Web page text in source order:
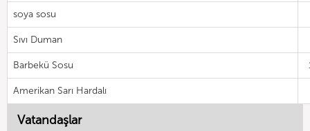
soya sosu
Sıvı Duman
Barbekü Sosu
Amerikan Sarı Hardalı
Vatandaşlar